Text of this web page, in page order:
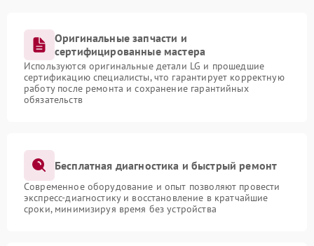
Оригинальные запчасти и
сертифицированные мастера
Используются оригинальные детали LG и прошедшие
сертификацию специалисты, что гарантирует корректную
работу после ремонта и сохранение гарантийных
обязательств
Бесплатная диагностика и быстрый ремонт
Современное оборудование и опыт позволяют провести
экспресс-диагностику и восстановление в кратчайшие
сроки, минимизируя время без устройства